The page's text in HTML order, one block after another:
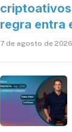
regra entra
7 de agosto de 2026